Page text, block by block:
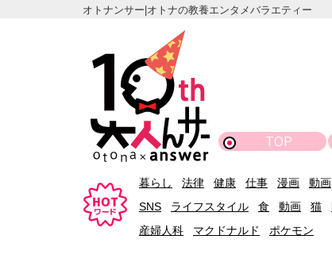
オトナンサー|オトナの教養エンタメバラエティー
TOP
暮らし 法律 健康 仕事 漫画 動画
SNS
ライフスタイル 食 動画 猫
産婦人科
マクドナルド ポケモン